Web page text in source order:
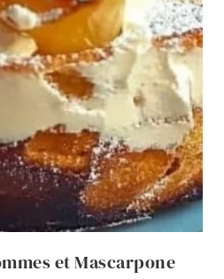
et Mascarpone